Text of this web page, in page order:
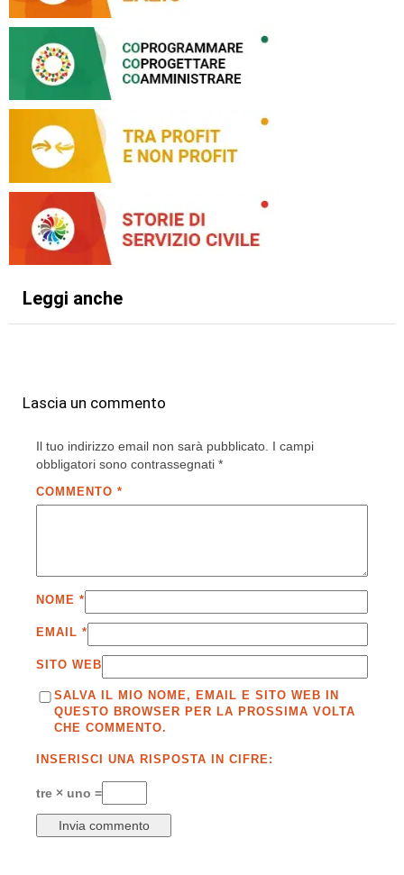
Leggi anche
Lascia un commento
Il tuo indirizzo email non sarà pubblicato. I campi
obbligatori sono contrassegnati *
COMMENTO *
NOME *
EMAIL *
SITO WEB
SALVA IL MIO NOME, EMAIL E SITO WEB IN
QUESTO BROWSER PER LA PROSSIMA VOLTA
CHE COMMENTO.
INSERISCI UNA RISPOSTA IN CIFRE:
tre × uno =